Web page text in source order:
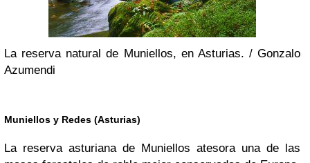
La reserva natural de Muniellos, en Asturias. / Gonzalo
Azumendi
Muniellos y Redes (Asturias)
La reserva asturiana de Muniellos atesora una de las